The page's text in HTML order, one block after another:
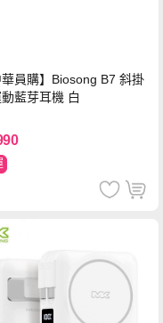
華員購】Biosong B7 斜掛
藍芽耳機 白